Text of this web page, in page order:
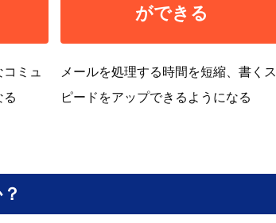
ミュ
る
ができる
メールを処理する時間を短縮、書くス
ピードをアップできるようになる